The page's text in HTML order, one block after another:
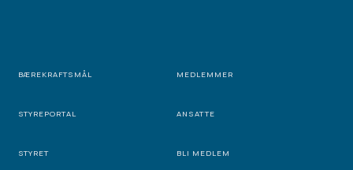
BÆREKRAFTSMÅL MEDLEMMER
STYREPORTAL ANSATTE
STYRET BLI MEDLEM